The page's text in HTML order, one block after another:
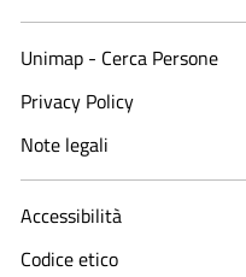
Unimap - Cerca Persone
Privacy Policy
Note legali
Accessibilità
Codice etico